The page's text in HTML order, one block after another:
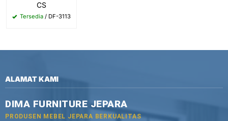
CS
Tersedia/ DF-3113
ALAMAT KAMI
DIMA FURNITURE JEPARA
PRODUSEN MEBEL JEPARA BERKUALITAS